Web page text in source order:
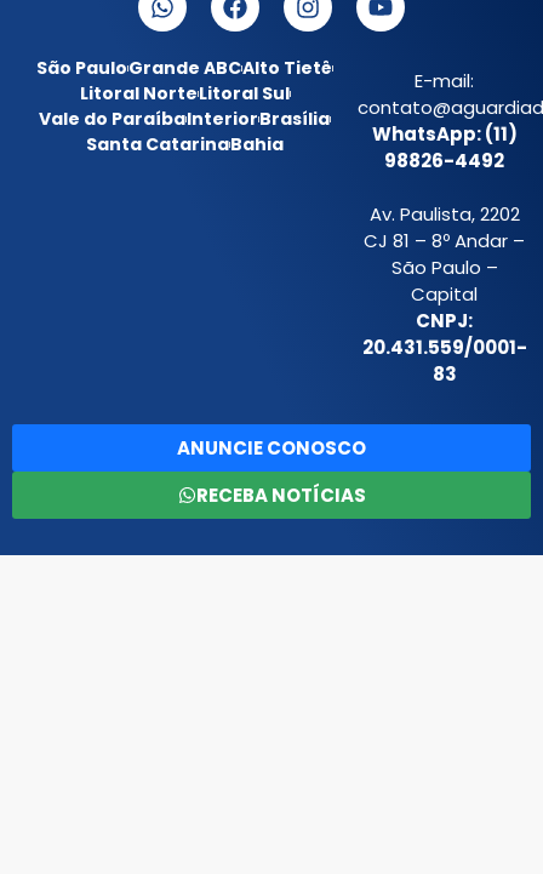
São PauloGrande ABCAlto Tietê
Litoral NorteLitoral Sul
Vale do ParaíbaInteriorBrasília
Santa CatarinaBahia
E-mail:
WhatsApp: (11)
98826-4492
Av. Paulista, 2202
CJ 81 – 8º Andar –
São Paulo –
Capital
CNPJ:
20.431.559/0001-
83
ANUNCIE CONOSCO
RECEBA NOTÍCIAS